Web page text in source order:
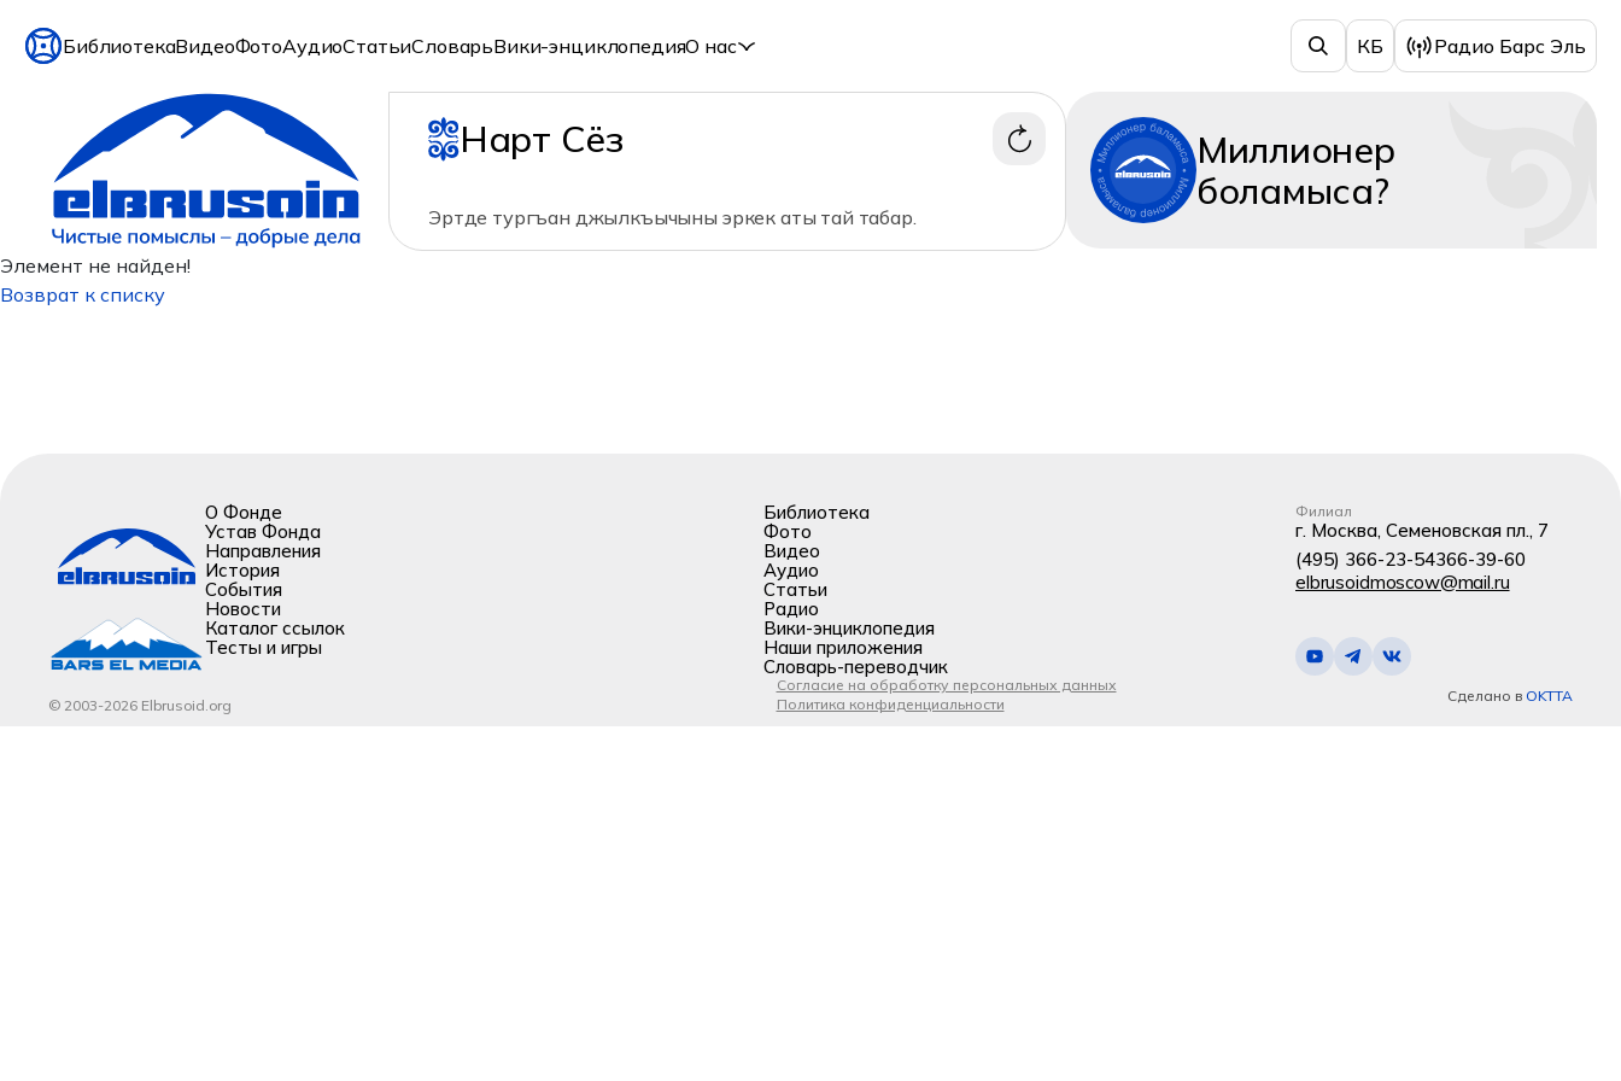
БиблиотекаВидеоФотоАудиоСтатьиСловарьВики-энциклопедияО нас КБ Радио Барс Эль
Нарт Сёз
Эртде тургъан джылкъычыны эркек аты тай табар.
Миллионер
боламыса?
Элемент не найден!
Возврат к списку
О Фонде
Устав Фонда
Направления
История
События
Новости
Каталог ссылок
Тесты и игры
Библиотека
Фото
Видео
Аудио
Статьи
Радио
Вики-энциклопедия
Наши приложения
Словарь-переводчик
Филиал
г. Москва, Семеновская пл., 7
(495) 366-23-54366-39-60
elbrusoidmoscow@mail.ru
© 2003-2026 Elbrusoid.org
Согласие на обработку персональных данных
Политика конфиденциальности
Сделано в OKTTA